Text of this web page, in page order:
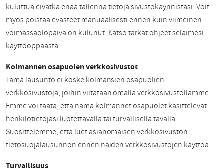
kuluttua eivätkä enää tallenna tietoja sivustokäynnistäsi. Voit
myös poistaa evästeet manuaalisesti ennen kuin viimeinen
voimassaolopäivä on kulunut. Katso tarkat ohjeet selaimesi
käyttöoppaasta.
Kolmannen osapuolen verkkosivustot
Tämä lausunto ei koske kolmansien osapuolien
verkkosivustoja, joihin viitataan omalla verkkosivustollamme.
Emme voi taata, että nämä kolmannet osapuolet käsittelevät
henkilötietojasi luotettavalla tai turvallisella tavalla.
Suosittelemme, että luet asianomaisen verkkosivuston
tietosuojalausunnon ennen näiden verkkosivustojen käyttöä.
Turvallisuus